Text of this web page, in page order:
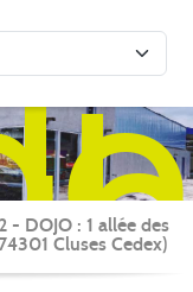
DOJO : 1 allée des
Cluses Cedex)